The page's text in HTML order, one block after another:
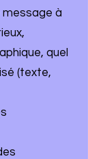
à
quel
(texte,